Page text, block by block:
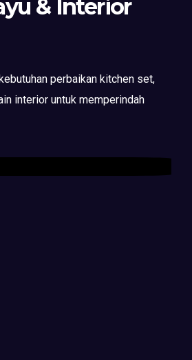
& Interior
perbaikan kitchen set,
interior untuk memperindah